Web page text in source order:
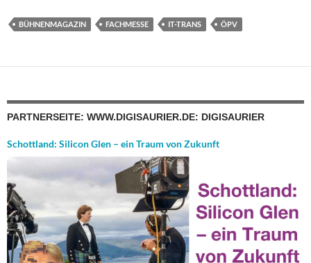
BÜHNENMAGAZIN FACHMESSE IT-TRANS ÖPV
PARTNERSEITE: WWW.DIGISAURIER.DE: DIGISAURIER
Schottland: Silicon Glen – ein Traum von Zukunft